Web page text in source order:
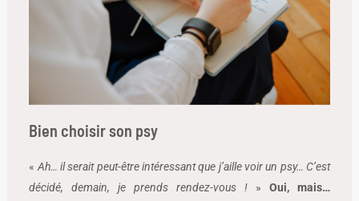
Bien choisir son psy
«Ah… il serait peut-être intéressant que j’aille voir un psy… C’est
décidé, demain, je prends rendez-vous ! » Oui, mais…